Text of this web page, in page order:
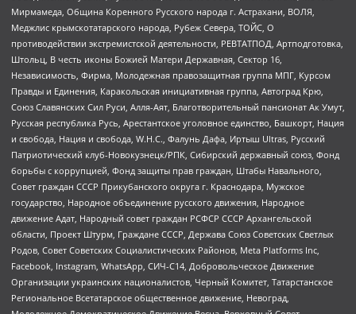
Мирмамеда, Община Коренного Русского народа г. Астрахани, ВОЛЯ,
Меджлис крымскотатарского народа, Рубеж Севера, ТОЙС, О
противодействии экстремистской деятельности, РЕВТАТПОД, Артподготовка,
Штольц, В честь иконы Божией Матери Державная, Сектор 16,
Независимость, Фирма, Молодежная правозащитная группа МПГ, Курсом
Правды и Единения, Каракольская инициативная группа, Автоград Крю,
Союз Славянских Сил Руси, Алля-Аят, Благотворительный пансионат Ак Умут,
Русская республика Русь, Арестантское уголовное единство, Башкорт, Нация
и свобода, Нация и свобода, W.H.С., Фалунь Дафа, Иртыш Ultras, Русский
Патриотический клуб-Новокузнецк/РПК, Сибирский державный союз, Фонд
борьбы с коррупцией, Фонд защиты прав граждан, Штабы Навального,
Совет граждан СССР Прикубанского округа г. Краснодара, Мужское
государство, Народное объединение русского движения, Народное
движение Адат, Народный совет граждан РСФСР СССР Архангельской
области, Проект Штурм, Граждане СССР, Держава Союз Советских Светлых
Родов, Совет Советских Социалистических Районов, Meta Platforms Inc,
Facebook, Instagram, WhatsApp, СИЧ-С14, Добровольческое Движение
Организации украинских националистов, Черный Комитет, Татарстанское
Региональное Всетатарское общественное движение, Невоград,